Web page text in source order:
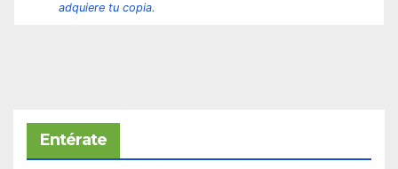
adquiere tu copia.
Entérate